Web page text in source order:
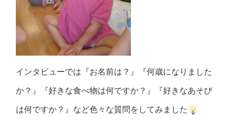
インタビューでは『お名前は？』『何歳になりました
か？』『好きな食べ物は何ですか？』『好きなあそび
は何ですか？』など色々な質問をしてみました